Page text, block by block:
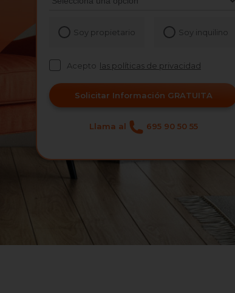
Soy propietario Soy inquilino
Acepto las políticas de privacidad
Solicitar Información GRATUITA
Llama al 695 90 50 55